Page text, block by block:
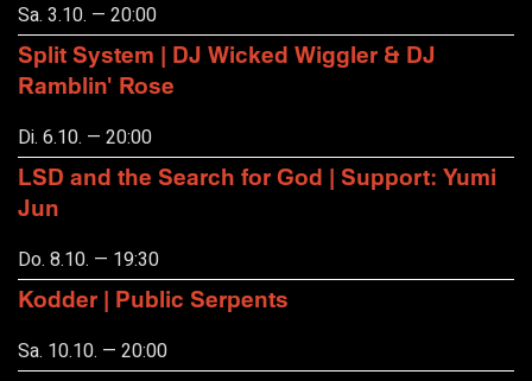
Sa. 3.10. — 20:00
Split System | DJ Wicked Wiggler & DJ
Ramblin' Rose
Di. 6.10. — 20:00
LSD and the Search for God | Support: Yumi
Jun
Do. 8.10. — 19:30
Kodder | Public Serpents
Sa. 10.10. — 20:00